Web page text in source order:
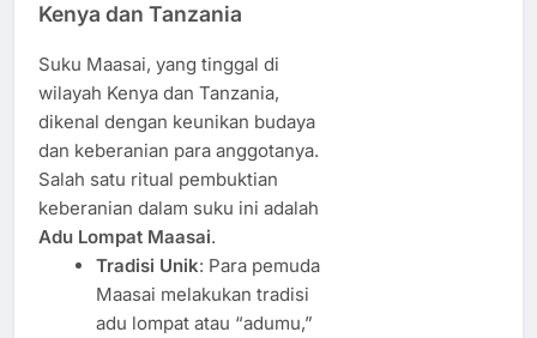
Kenya dan Tanzania
Suku Maasai, yang tinggal di
wilayah Kenya dan Tanzania,
dikenal dengan keunikan budaya
dan keberanian para anggotanya.
Salah satu ritual pembuktian
keberanian dalam suku ini adalah
Adu Lompat Maasai.
Tradisi Unik: Para pemuda
Maasai melakukan tradisi
adu lompat atau “adumu,”